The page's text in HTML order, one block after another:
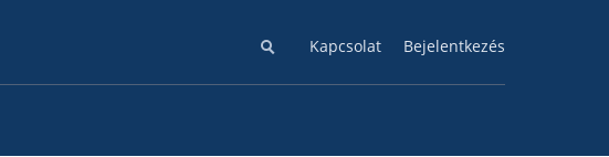
Kapcsolat Bejelentkezés